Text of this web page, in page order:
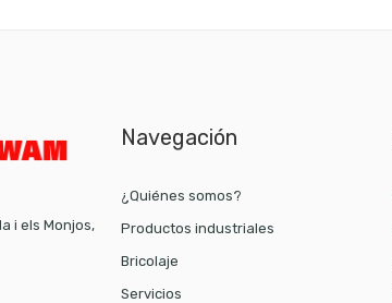
i els Monjos,
Navegación
¿Quiénes somos?
Productos industriales
Bricolaje
Servicios